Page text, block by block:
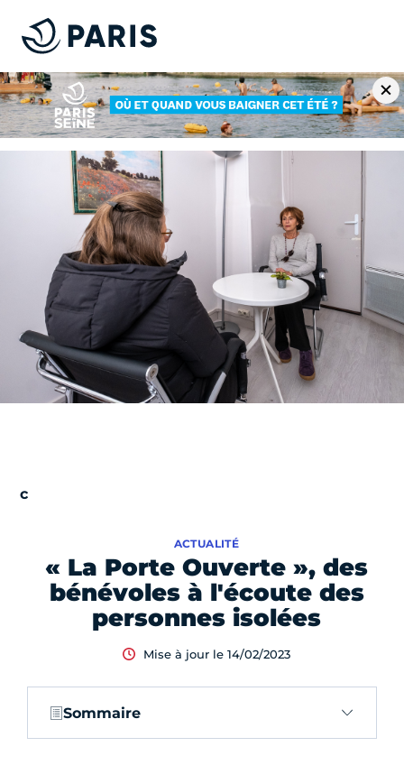
« La Porte Ouverte », des
bénévoles à l'écoute des
personnes isolées
ACTUALITÉ
Mise à jour le 14/02/2023
Sommaire